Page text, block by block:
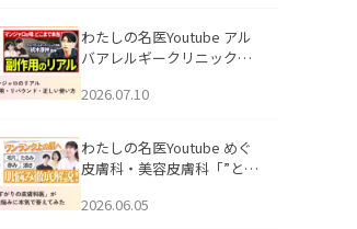
説」を公開いたしました。
わたしの名医Youtube アル
バアレルギークリニック札
医師が明かす副作用・リバ
公開いたしました。
2026.07.10
わたしの名医Youtube めぐ
皮膚科・美容皮膚科「”とお
ッズの肌悩みに本気で答え
2026.06.05